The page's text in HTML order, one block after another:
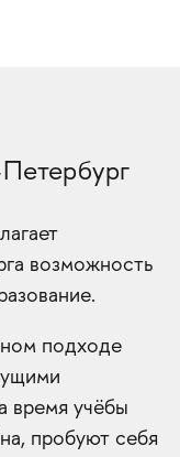
возможность
подходе
время учёбы
пробуют себя